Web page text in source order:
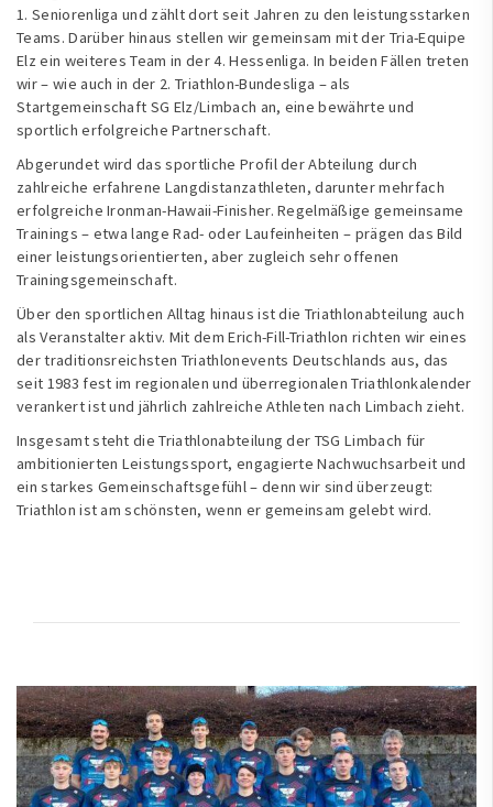
1. Seniorenliga und zählt dort seit Jahren zu den leistungsstarken
Teams. Darüber hinaus stellen wir gemeinsam mit der Tria-Equipe
Elz ein weiteres Team in der 4. Hessenliga. In beiden Fällen treten
wir – wie auch in der 2. Triathlon-Bundesliga – als
Startgemeinschaft SG Elz/Limbach an, eine bewährte und
sportlich erfolgreiche Partnerschaft.
Abgerundet wird das sportliche Profil der Abteilung durch
zahlreiche erfahrene Langdistanzathleten, darunter mehrfach
erfolgreiche Ironman-Hawaii-Finisher. Regelmäßige gemeinsame
Trainings – etwa lange Rad- oder Laufeinheiten – prägen das Bild
einer leistungsorientierten, aber zugleich sehr offenen
Trainingsgemeinschaft.
Über den sportlichen Alltag hinaus ist die Triathlonabteilung auch
als Veranstalter aktiv. Mit dem Erich-Fill-Triathlon richten wir eines
der traditionsreichsten Triathlonevents Deutschlands aus, das
seit 1983 fest im regionalen und überregionalen Triathlonkalender
verankert ist und jährlich zahlreiche Athleten nach Limbach zieht.
Insgesamt steht die Triathlonabteilung der TSG Limbach für
ambitionierten Leistungssport, engagierte Nachwuchsarbeit und
ein starkes Gemeinschaftsgefühl – denn wir sind überzeugt:
Triathlon ist am schönsten, wenn er gemeinsam gelebt wird.